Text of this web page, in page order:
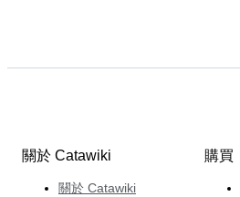
關於 Catawiki
關於 Catawiki
購買